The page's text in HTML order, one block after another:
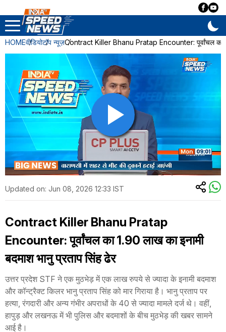
HOMEवीडियोटॉप न्यूज़Contract Killer Bhanu Pratap Encounter: पूर्वांचल का
Updated on: Jun 08, 2026 12:33 IST
Contract Killer Bhanu Pratap
Encounter: पूर्वांचल का 1.90 लाख का इनामी
बदमाश भानु प्रताप सिंह ढेर
उत्तर प्रदेश STF ने एक मुठभेड़ में एक लाख रुपये से ज्यादा के इनामी बदमाश
और कॉन्ट्रैक्ट किलर भानु प्रताप सिंह को मार गिराया है। भानु प्रताप पर
हत्या, रंगदारी और अन्य गंभीर अपराधों के 40 से ज्यादा मामले दर्ज थे। वहीं,
हापुड़ और लखनऊ में भी पुलिस और बदमाशों के बीच मुठभेड़ की खबर सामने
आई है।